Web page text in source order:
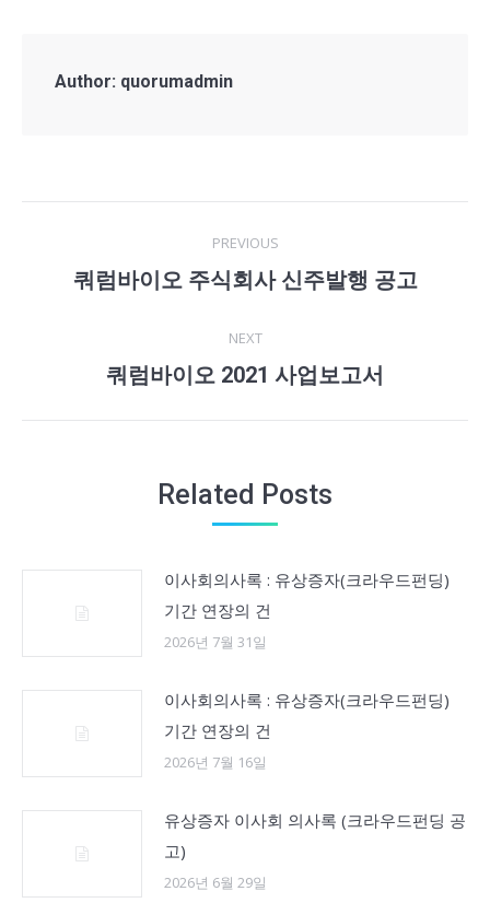
Author: quorumadmin
navigation
PREVIOUS
Previous
쿼럼바이오 주식회사 신주발행 공고
NEXT
Next
쿼럼바이오 2021 사업보고서
Related Posts
이사회의사록 : 유상증자(크라우드펀딩)
기간 연장의 건
2026년 7월 31일
이사회의사록 : 유상증자(크라우드펀딩)
기간 연장의 건
2026년 7월 16일
유상증자 이사회 의사록 (크라우드펀딩 공
고)
2026년 6월 29일